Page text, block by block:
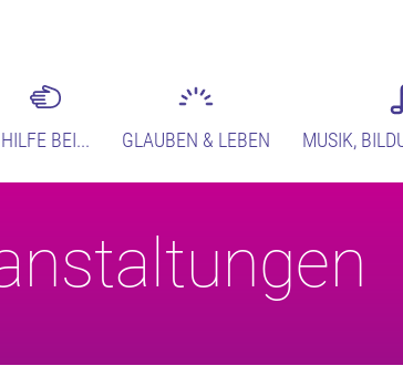
HILFE BEI... GLAUBEN & LEBEN MUSIK,